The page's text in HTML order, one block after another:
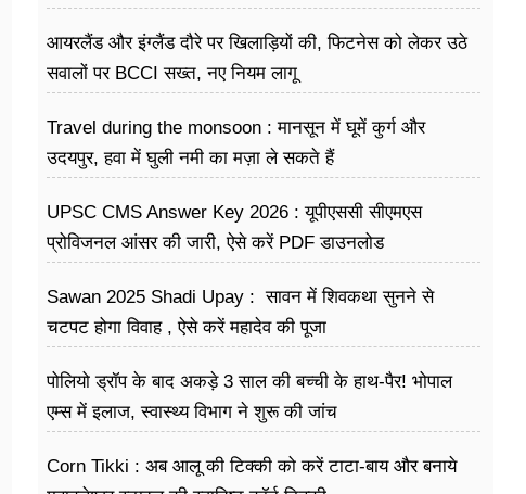
आयरलैंड और इंग्लैंड दौरे पर खिलाड़ियों की, फिटनेस को लेकर उठे
सवालों पर BCCI सख्त, नए नियम लागू
Travel during the monsoon : मानसून में घूमें कुर्ग और
उदयपुर, हवा में घुली नमी का मज़ा ले सकते हैं
UPSC CMS Answer Key 2026 : यूपीएससी सीएमएस
प्रोविजनल आंसर की जारी, ऐसे करें PDF डाउनलोड
Sawan 2025 Shadi Upay : सावन में शिवकथा सुनने से
चटपट होगा विवाह , ऐसे करें महादेव की पूजा
पोलियो ड्रॉप के बाद अकड़े 3 साल की बच्ची के हाथ-पैर! भोपाल
एम्स में इलाज, स्वास्थ्य विभाग ने शुरू की जांच
Corn Tikki : अब आलू की टिक्की को करें टाटा-बाय और बनाये